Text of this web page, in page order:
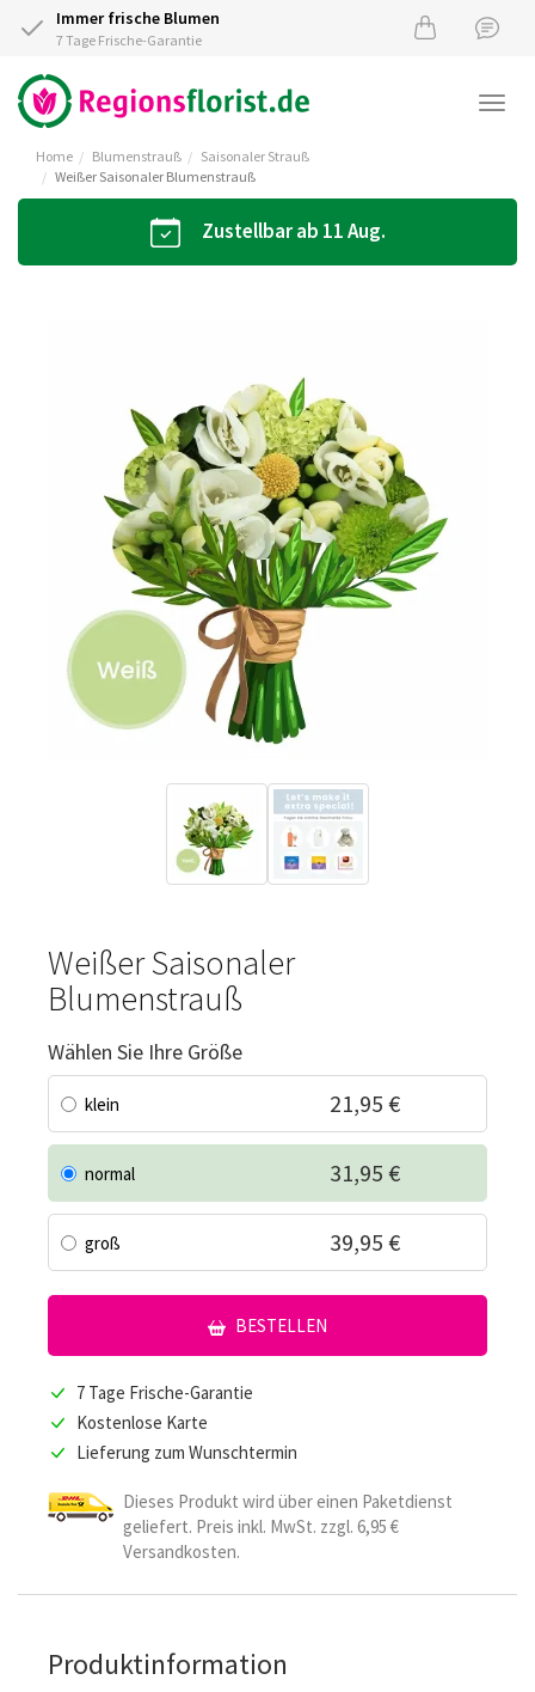
Immer frische Blumen
7 Tage Frische-Garantie
Home Blumenstrauß
Saisonaler Strauß
Weißer Saisonaler Blumenstrauß
Zustellbar ab 11 Aug.
Weißer Saisonaler
Blumenstrauß
Wählen Sie Ihre Größe
klein 21,95 €
normal 31,95 €
groß 39,95 €
BESTELLEN
7 Tage Frische-Garantie
Kostenlose Karte
Lieferung zum Wunschtermin
Dieses Produkt wird über einen Paketdienst
geliefert. Preis inkl. MwSt. zzgl. 6,95 €
Versandkosten.
Produktinformation